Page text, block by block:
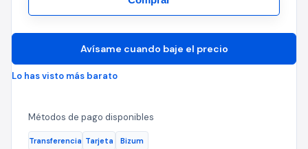
Avísame cuando baje el precio
Lo has visto más barato
Métodos de pago disponibles
Transferencia Tarjeta Bizum